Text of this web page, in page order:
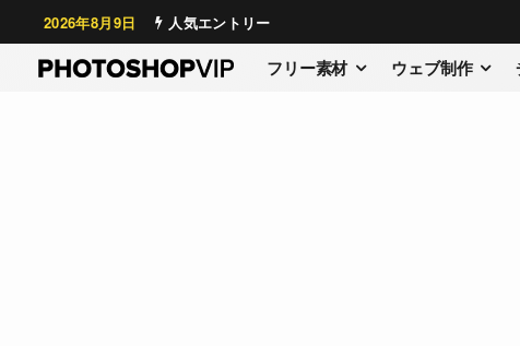
2026年8月9日 人気エントリー
フリー素材 ウェブ制作